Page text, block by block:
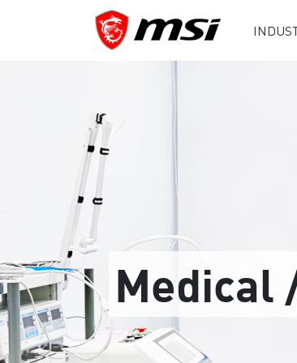
Medical